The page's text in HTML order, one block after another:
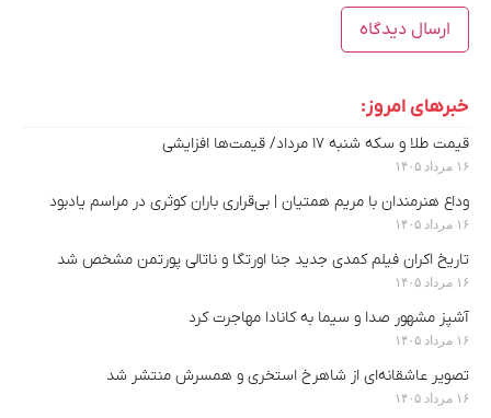
خبرهای امروز:
قیمت طلا و سکه شنبه ۱۷ مرداد/ قیمت‌ها افزایشی
۱۶ مرداد ۱۴۰۵
وداع هنرمندان با مریم همتیان | بی‌قراری باران کوثری در مراسم یادبود
۱۶ مرداد ۱۴۰۵
تاریخ اکران فیلم کمدی جدید جنا اورتگا و ناتالی پورتمن مشخص شد
۱۶ مرداد ۱۴۰۵
آشپز مشهور صدا و سیما به کانادا مهاجرت کرد
۱۶ مرداد ۱۴۰۵
تصویر عاشقانه‌ای از شاهرخ استخری و همسرش منتشر شد
۱۶ مرداد ۱۴۰۵